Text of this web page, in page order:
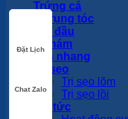
Trị mụn
Trứng cá
Trị rụng tóc
Hói đầu
Trị nám
Tàn nhang
Trị sẹo
Trị sẹo lõm
Đặt Lịch
Chat Zalo